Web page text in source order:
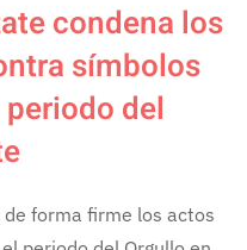
condena los
símbolos
periodo del
de forma firme los actos